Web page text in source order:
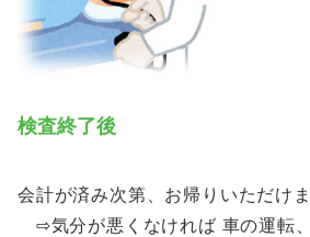
検査終了後
会計が済み次第、お帰りいただけ
⇨気分が悪くなければ 車の運転